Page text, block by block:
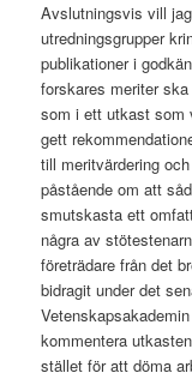
Avslutningsvis vill
utredningsgrupper
publikationer i
forskares meriter
som i ett utkast som
gett
till meritvärdering
påstående om att
smutskasta ett
några av
företrädare från det
bidragit under det
kommentera
stället för att döma